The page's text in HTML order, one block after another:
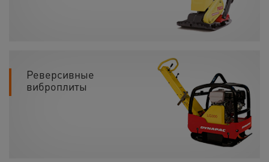
Реверсивные
виброплиты